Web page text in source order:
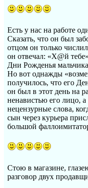
Есть у нас на работе
Сказать, что он был
отцом он только
он отвечал: «Х@й
Дни Рожденья
Но вот однажды
получилось, что его
он был в этот день на
ненавистью его лицо,
нецензурные слова,
сын через курьера
большой
Стою в магазине,
разговор двух